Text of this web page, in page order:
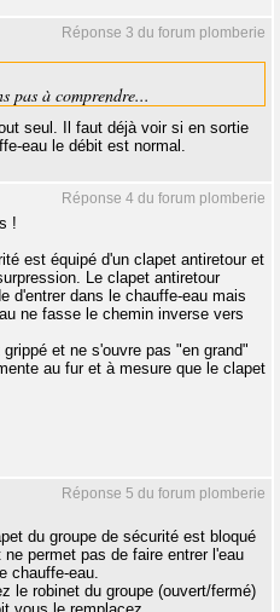
Réponse 3 du forum plomberie
pas à comprendre...
seul. Il faut déjà voir si en sortie
eau le débit est normal.
Réponse 4 du forum plomberie
!
est équipé d'un clapet antiretour et
Le clapet antiretour
d'entrer dans le chauffe-eau mais
ne fasse le chemin inverse vers
et ne s'ouvre pas "en grand"
au fur et à mesure que le clapet
Réponse 5 du forum plomberie
du groupe de sécurité est bloqué
permet pas de faire entrer l'eau
chauffe-eau.
le robinet du groupe (ouvert/fermé)